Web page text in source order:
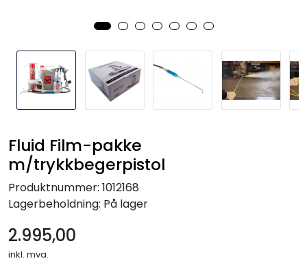
Fluid Film-pakke
m/trykkbegerpistol
Produktnummer: 1012168
Lagerbeholdning: På lager
2.995,00
inkl. mva.